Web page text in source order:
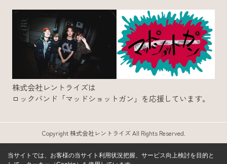
株式会社レントライズは
ロックバンド「マッドショットガン」を応援しています。
Copyright 株式会社レントライズ All Rights Reserved.
当サイトでは、お客様の当サイト利用状況把握、サービス向上検討を目的と